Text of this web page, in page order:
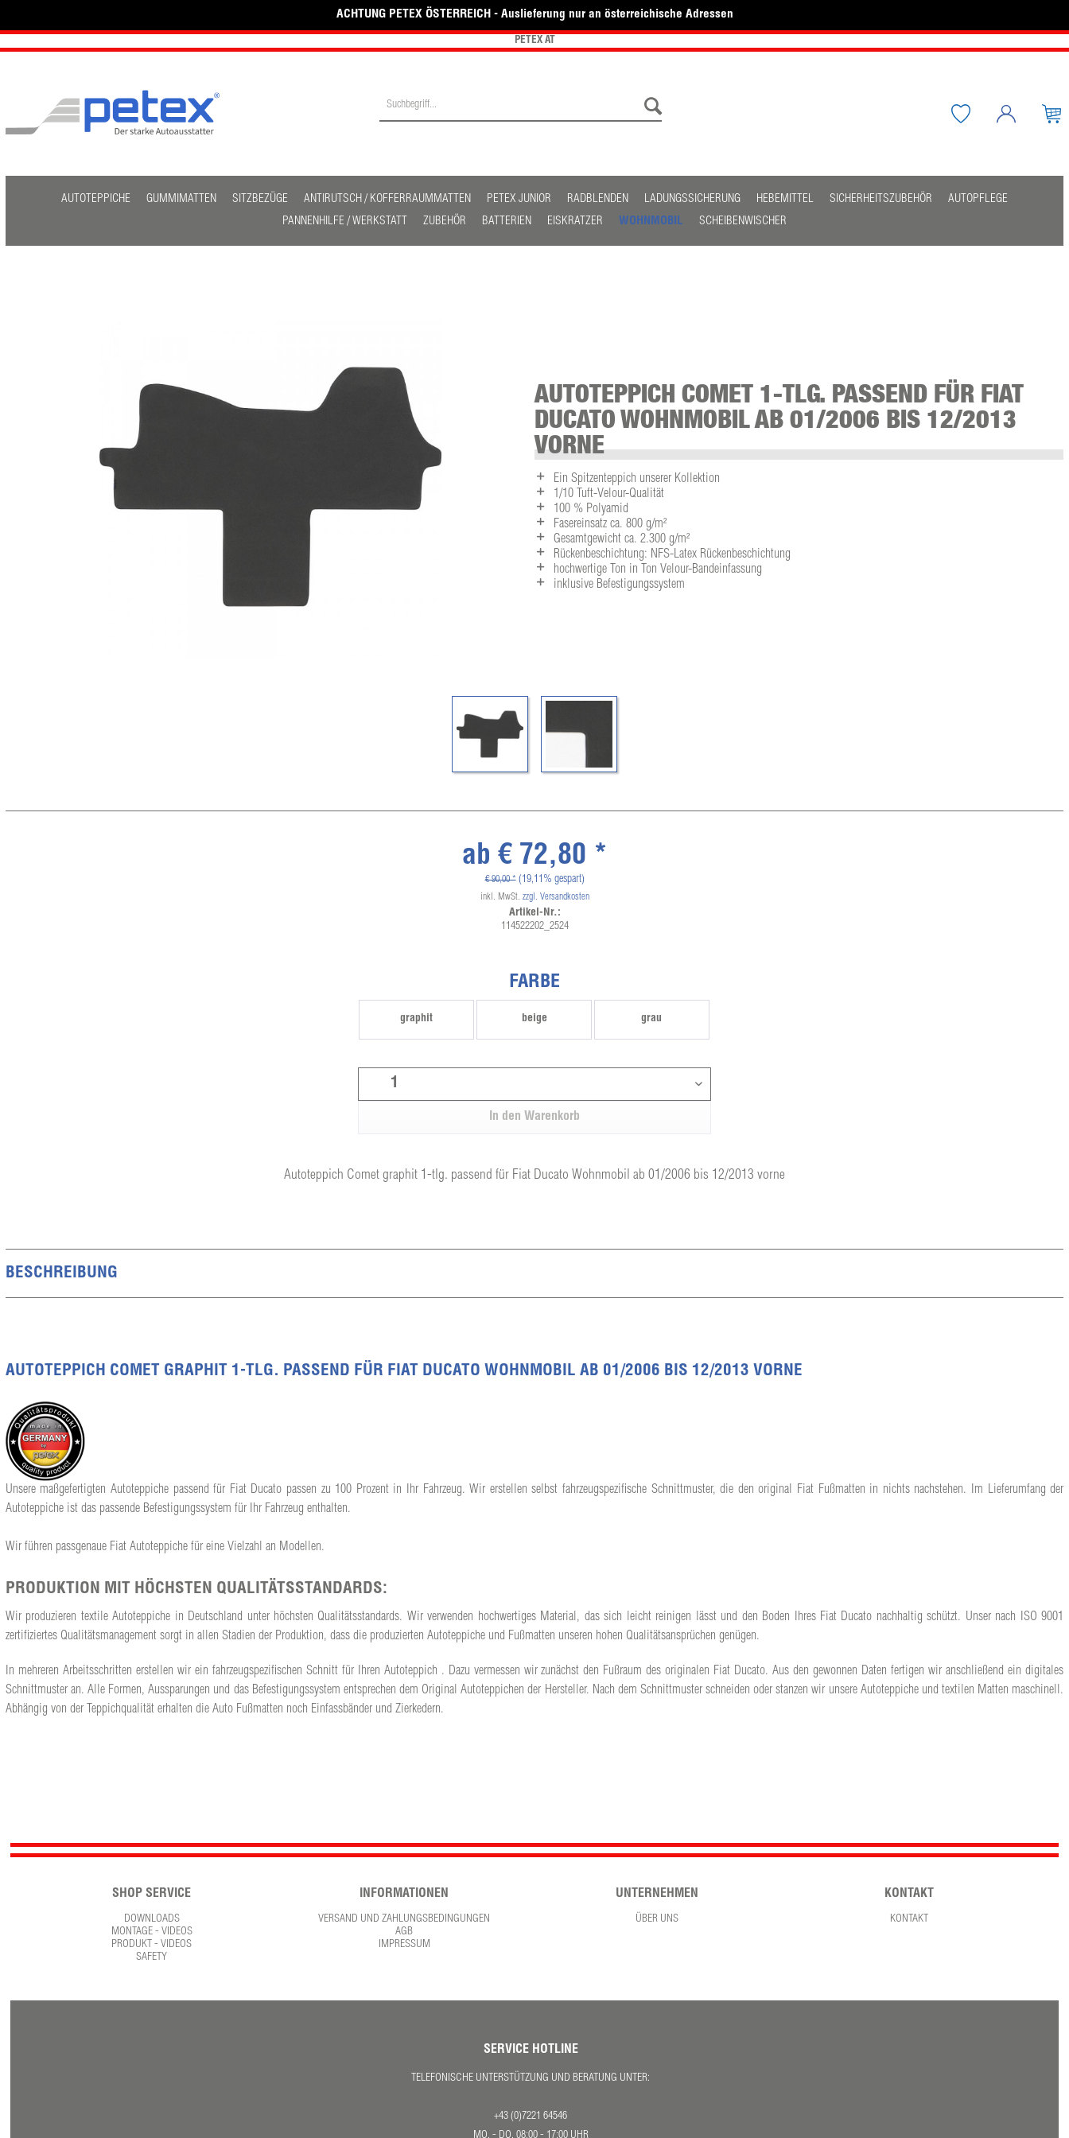
ACHTUNG PETEX ÖSTERREICH - Auslieferung nur an österreichische Adressen
PETEX AT
AUTOTEPPICHE GUMMIMATTEN SITZBEZÜGE ANTIRUTSCH / KOFFERRAUMMATTEN PETEX JUNIOR RADBLENDEN LADUNGSSICHERUNG HEBEMITTEL SICHERHEITSZUBEHÖR
AUTOPFLEGE
PANNENHILFE / WERKSTATT
ZUBEHÖR BATTERIEN EISKRATZER WOHNMOBIL SCHEIBENWISCHER
AUTOTEPPICH COMET 1-TLG. PASSEND FÜR FIAT
DUCATO WOHNMOBIL AB 01/2006 BIS 12/2013
VORNE
Ein Spitzenteppich unserer Kollektion
1/10 Tuft-Velour-Qualität
100 % Polyamid
Fasereinsatz ca. 800 g/m²
Gesamtgewicht ca. 2.300 g/m²
Rückenbeschichtung: NFS-Latex Rückenbeschichtung
hochwertige Ton in Ton Velour-Bandeinfassung
inklusive Befestigungssystem
Autoteppich Comet graphit 1-tlg. passend für Fiat Ducato Wohnmobil ab 01/2006 bis 12/2013 vorne
FARBE
graphit beige grau
In den Warenkorb
ab € 72,80 *
€ 90,00 * (19,11% gespart)
inkl. MwSt. zzgl. Versandkosten
Artikel-Nr.:
114522202_2524
BESCHREIBUNG
AUTOTEPPICH COMET GRAPHIT 1-TLG. PASSEND FÜR FIAT DUCATO WOHNMOBIL AB 01/2006 BIS 12/2013 VORNE
Unsere maßgefertigten Autoteppiche passend für Fiat Ducato passen zu 100 Prozent in Ihr Fahrzeug. Wir erstellen selbst fahrzeugspezifische Schnittmuster, die den original Fiat Fußmatten in nichts nachstehen. Im Lieferumfang der
Autoteppiche ist das passende Befestigungssystem für Ihr Fahrzeug enthalten.
Wir führen passgenaue Fiat Autoteppiche für eine Vielzahl an Modellen.
PRODUKTION MIT HÖCHSTEN QUALITÄTSSTANDARDS:
Wir produzieren textile Autoteppiche in Deutschland unter höchsten Qualitätsstandards. Wir verwenden hochwertiges Material, das sich leicht reinigen lässt und den Boden Ihres Fiat Ducato nachhaltig schützt. Unser nach ISO 9001
zertifiziertes Qualitätsmanagement sorgt in allen Stadien der Produktion, dass die produzierten Autoteppiche und Fußmatten unseren hohen Qualitätsansprüchen genügen.
In mehreren Arbeitsschritten erstellen wir ein fahrzeugspezifischen Schnitt für Ihren Autoteppich . Dazu vermessen wir zunächst den Fußraum des originalen Fiat Ducato. Aus den gewonnen Daten fertigen wir anschließend ein digitales
Schnittmuster an. Alle Formen, Aussparungen und das Befestigungssystem entsprechen dem Original Autoteppichen der Hersteller. Nach dem Schnittmuster schneiden oder stanzen wir unsere Autoteppiche und textilen Matten maschinell.
Abhängig von der Teppichqualität erhalten die Auto Fußmatten noch Einfassbänder und Zierkedern.
SHOP SERVICE
DOWNLOADS
MONTAGE - VIDEOS
PRODUKT - VIDEOS
SAFETY
INFORMATIONEN
VERSAND UND ZAHLUNGSBEDINGUNGEN
AGB
IMPRESSUM
UNTERNEHMEN
ÜBER UNS
KONTAKT
KONTAKT
SERVICE HOTLINE
TELEFONISCHE UNTERSTÜTZUNG UND BERATUNG UNTER:
+43 (0)7221 64546
MO. - DO. 08:00 - 17:00 UHR